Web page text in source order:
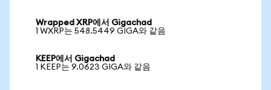
Wrapped XRP에서 Gigachad
1 WXRP는 548.5449 GIGA와 같음
KEEP에서 Gigachad
1 KEEP는 9.0623 GIGA와 같음